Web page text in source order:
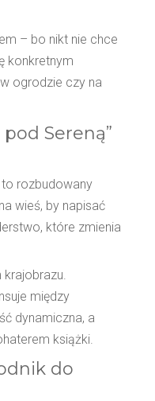
– bo nikt nie chce
konkretnym
ogrodzie czy na
Sereną”
to rozbudowany
wieś, by napisać
które zmienia
krajobrazu.
między
dynamiczna, a
książki.
do